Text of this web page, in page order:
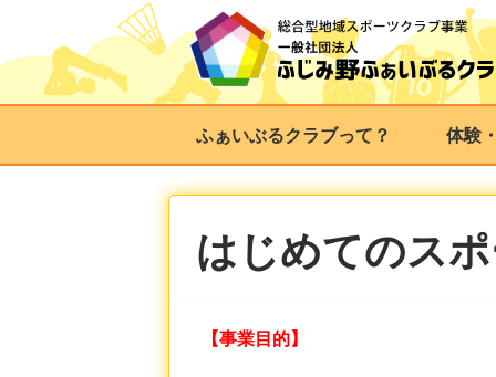
ふぁいぶるクラブって？ 体験
はじめてのス
【事業目的】